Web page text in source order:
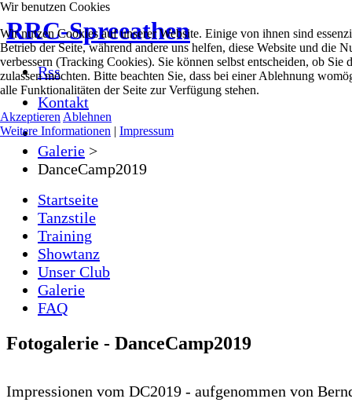
RRC-Spreeathen
Rss
Kontakt
Galerie >
DanceCamp2019
Startseite
Tanzstile
Training
Showtanz
Unser Club
Galerie
FAQ
Fotogalerie - DanceCamp2019
Impressionen vom DC2019 - aufgenommen von
Wir benutzen Cookies
Wir nutzen Cookies auf unserer Website. Einige von ihnen sind
Betrieb der Seite, während andere uns helfen, diese Website und die
verbessern (Tracking Cookies). Sie können selbst entscheiden, ob Sie
zulassen möchten. Bitte beachten Sie, dass bei einer Ablehnung
alle Funktionalitäten der Seite zur Verfügung stehen.
Akzeptieren Ablehnen
Weitere Informationen | Impressum